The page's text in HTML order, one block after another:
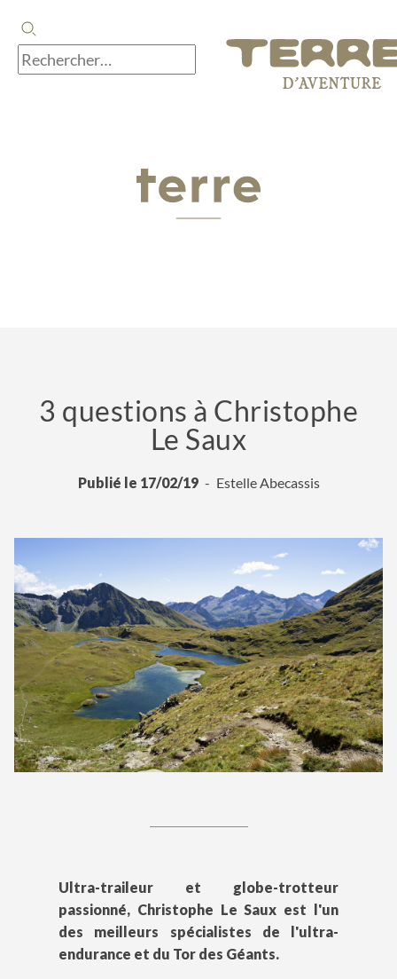
3 questions à Christophe
Le Saux
Publié le 17/02/19 Estelle Abecassis
Ultra-traileur et globe-trotteur
passionné, Christophe Le Saux est l'un
des meilleurs spécialistes de l'ultra-
endurance et du Tor des Géants.